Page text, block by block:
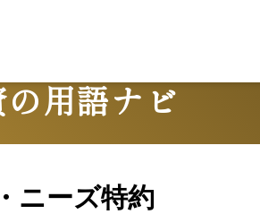
用語ナビ
ニーズ特約